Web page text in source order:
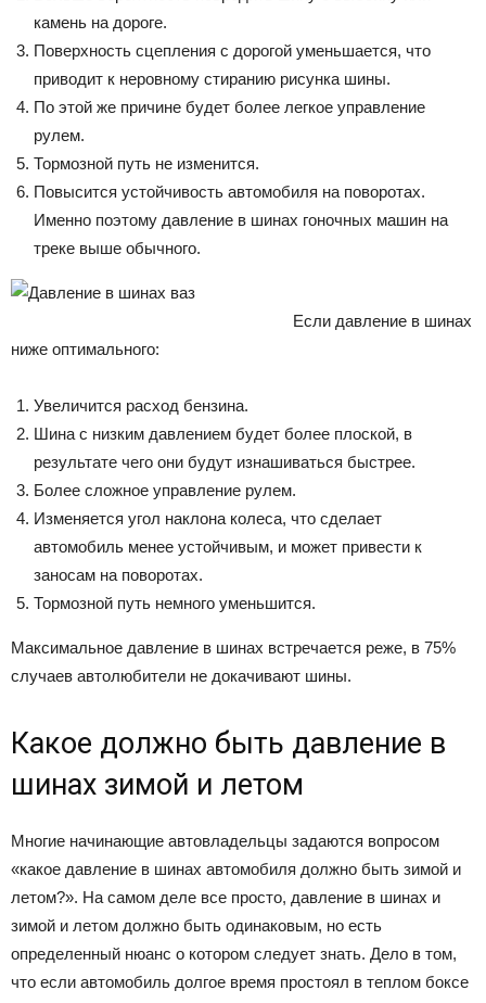
камень на дороге.
Поверхность сцепления с дорогой уменьшается, что
приводит к неровному стиранию рисунка шины.
По этой же причине будет более легкое управление
рулем.
Тормозной путь не изменится.
Повысится устойчивость автомобиля на поворотах.
Именно поэтому давление в шинах гоночных машин на
треке выше обычного.
Если давление в шинах
ниже оптимального:
Увеличится расход бензина.
Шина с низким давлением будет более плоской, в
результате чего они будут изнашиваться быстрее.
Более сложное управление рулем.
Изменяется угол наклона колеса, что сделает
автомобиль менее устойчивым, и может привести к
заносам на поворотах.
Тормозной путь немного уменьшится.
Максимальное давление в шинах встречается реже, в 75%
случаев автолюбители не докачивают шины.
Какое должно быть давление в
шинах зимой и летом
Многие начинающие автовладельцы задаются вопросом
«какое давление в шинах автомобиля должно быть зимой и
летом?». На самом деле все просто, давление в шинах и
зимой и летом должно быть одинаковым, но есть
определенный нюанс о котором следует знать. Дело в том,
что если автомобиль долгое время простоял в теплом боксе